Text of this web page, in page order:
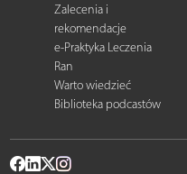
Zalecenia i
rekomendacje
e-Praktyka Leczenia
Ran
Warto wiedzieć
Biblioteka podcastów